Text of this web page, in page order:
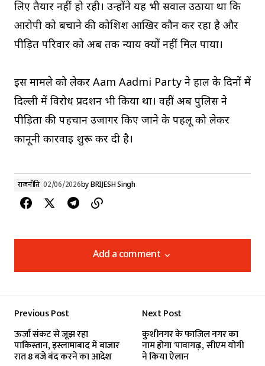
लिए तैयार नहीं हो रही। उन्होंने यह भी सवाल उठाया था कि
आरोपी को बचाने की कोशिश आखिर कौन कर रहा है और
पीड़ित परिवार को अब तक न्याय क्यों नहीं मिल पाया।
इस मामले को लेकर Aam Aadmi Party ने हाल के दिनों में
दिल्ली में विरोध प्रदर्शन भी किया था। वहीं अब पुलिस ने
पीड़िता की पहचान उजागर किए जाने के पहलू को लेकर
कानूनी कार्रवाई शुरू कर दी है।
राजनीति 02/06/2026byBRIJESH Singh
Add a comment
Add a comment
Required fields are marked*
Previous Post
ऊर्जा संकट से जूझ रहा
पाकिस्तान, इस्लामाबाद में बाजार
रात 8 बजे बंद करने का आदेश
Next Post
कुशीनगर के फाजिल नगर का
नाम होगा 'पावागढ़', सीएम योगी
ने किया ऐलान